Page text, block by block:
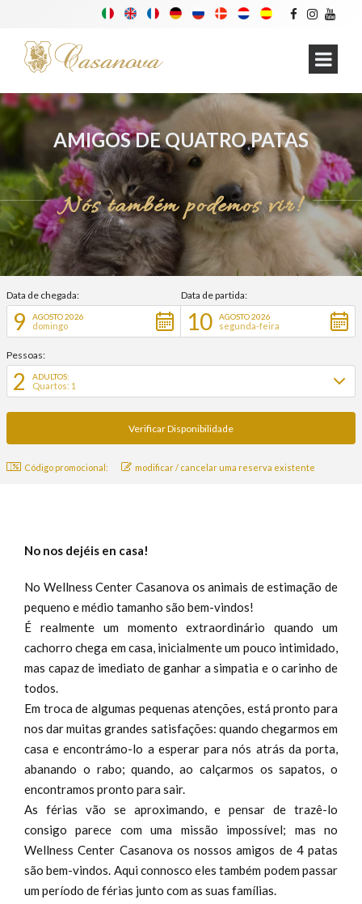
AMIGOS DE QUATRO PATAS
Nós também podemos vir!
Data de chegada:
9 AGOSTO 2026
domingo
Data de partida:
10 AGOSTO 2026
segunda-feira
Pessoas:
2 ADULTOS:
Quartos: 1
Código promocional: modificar / cancelar uma reserva existente
No nos dejéis en casa!
No Wellness Center Casanova os animais de estimação de
pequeno e médio tamanho são bem-vindos!
É realmente um momento extraordinário quando um
cachorro chega em casa, inicialmente um pouco intimidado,
mas capaz de imediato de ganhar a simpatia e o carinho de
todos.
Em troca de algumas pequenas atenções, está pronto para
nos dar muitas grandes satisfações: quando chegarmos em
casa e encontrámo-lo a esperar para nós atrás da porta,
abanando o rabo; quando, ao calçarmos os sapatos, o
encontramos pronto para sair.
As férias vão se aproximando, e pensar de trazê-lo
consigo parece com uma missão impossível; mas no
Wellness Center Casanova os nossos amigos de 4 patas
são bem-vindos. Aqui connosco eles também podem passar
um período de férias junto com as suas famílias.